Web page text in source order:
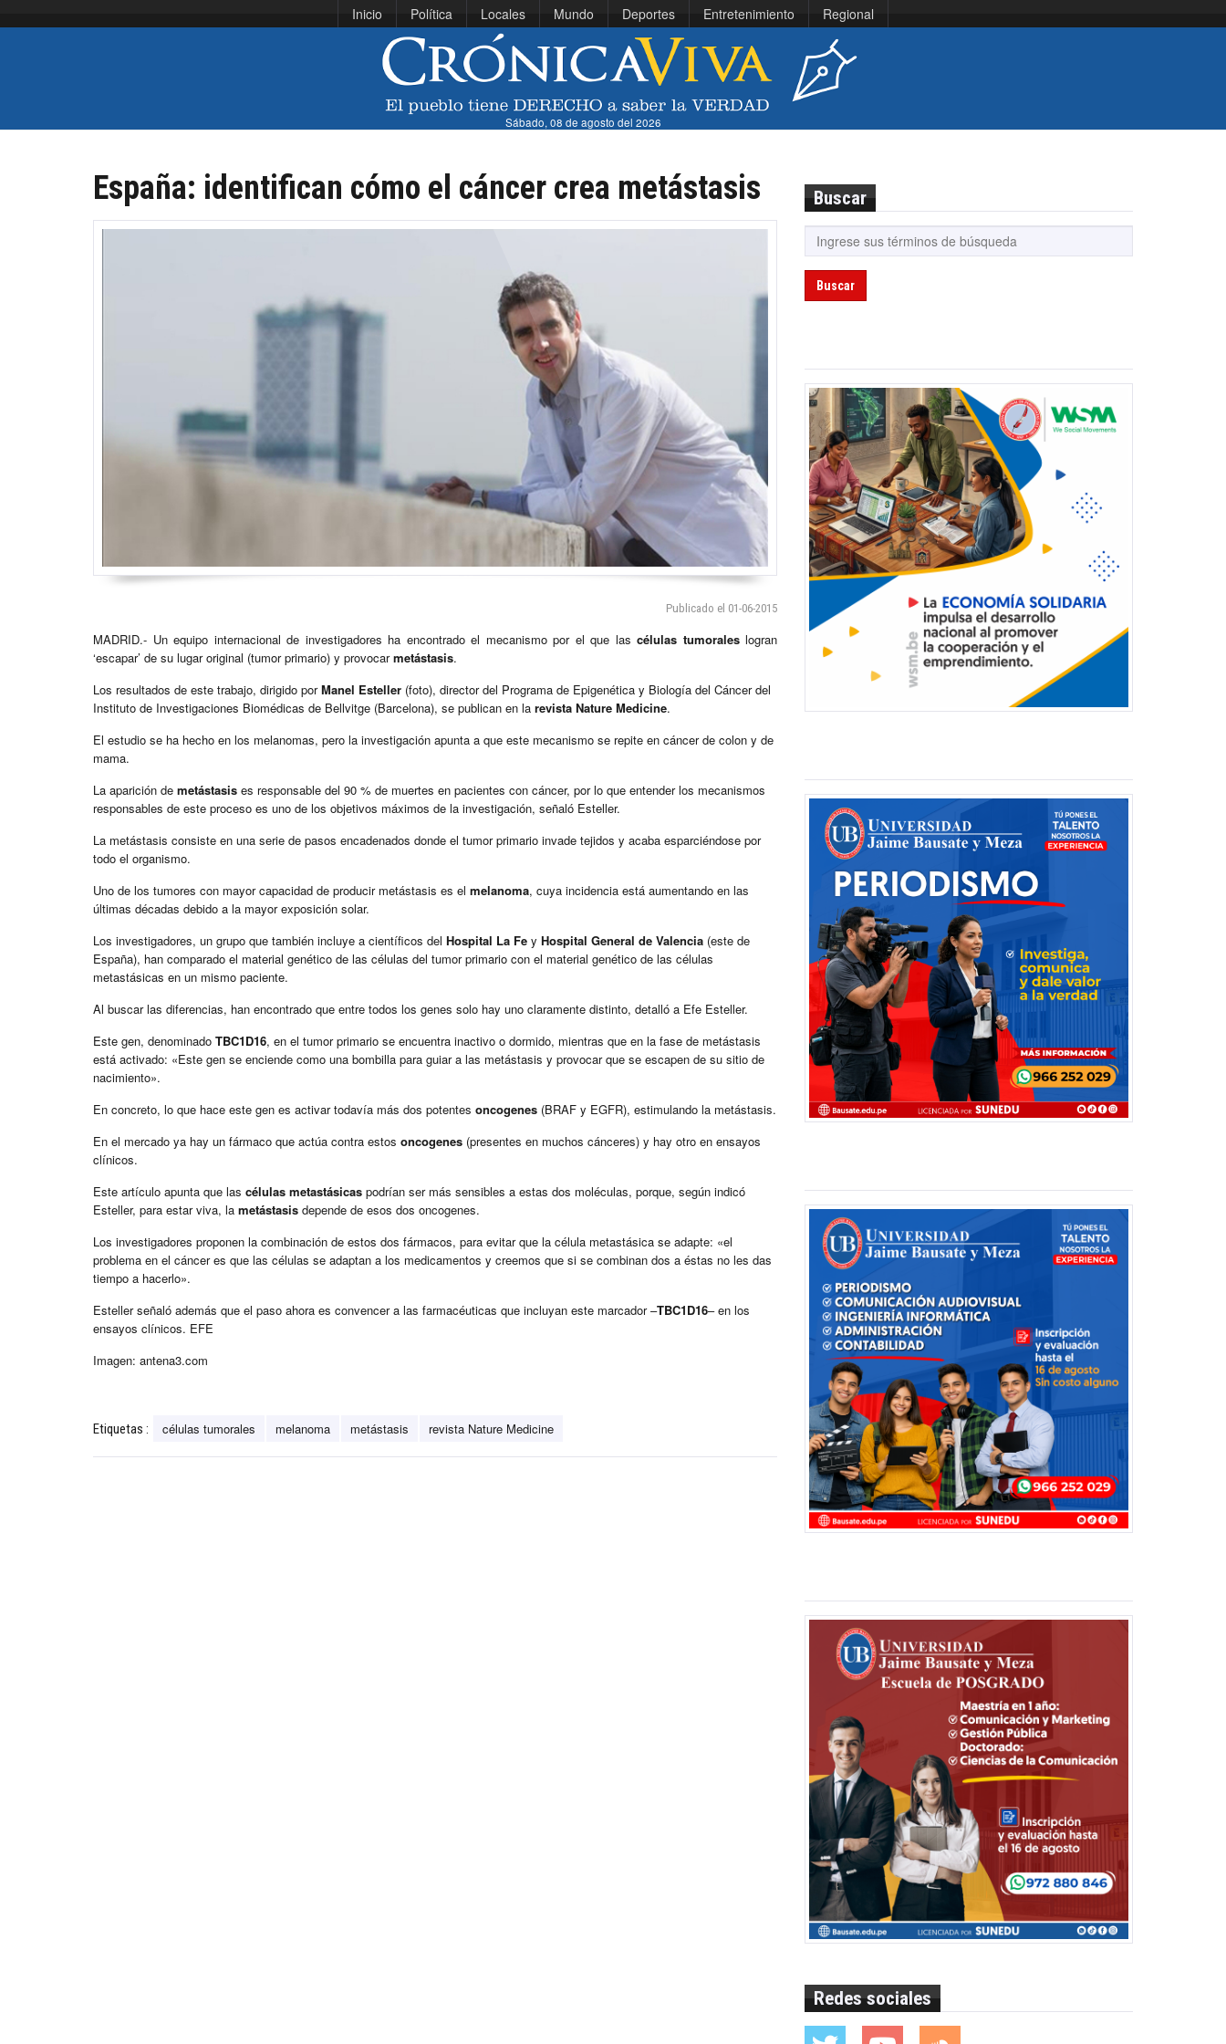
Inicio Política Locales Mundo Deportes Entretenimiento Regional
Sábado, 08 de agosto del 2026
España: identifican cómo el cáncer crea metástasis
Publicado el 01-06-2015
MADRID.- Un equipo internacional de investigadores ha encontrado el mecanismo por el que las células tumoraleslogran
‘escapar’ de su lugar original (tumor primario) y provocarmetástasis.
Los resultados de este trabajo, dirigido porManel Esteller (foto), director del Programa de Epigenética y Biología del Cáncer del
Instituto de Investigaciones Biomédicas de Bellvitge (Barcelona), se publican en la revista Nature Medicine.
El estudio se ha hecho en los melanomas, pero la investigación apunta a que este mecanismo se repite en cáncer de colon y de
mama.
La aparición de metástasis es responsable del 90 % de muertes en pacientes con cáncer, por lo que entender los mecanismos
responsables de este proceso es uno de los objetivos máximos de la investigación, señaló Esteller.
La metástasis consiste en una serie de pasos encadenados donde el tumor primario invade tejidos y acaba esparciéndose por
todo el organismo.
Uno de los tumores con mayor capacidad de producir metástasis es el melanoma, cuya incidencia está aumentando en las
últimas décadas debido a la mayor exposición solar.
Los investigadores, un grupo que también incluye a científicos del Hospital La Fe y Hospital General de Valencia (este de
España), han comparado el material genético de las células del tumor primario con el material genético de las células
metastásicas en un mismo paciente.
Al buscar las diferencias, han encontrado que entre todos los genes solo hay uno claramente distinto, detalló a Efe Esteller.
Este gen, denominado TBC1D16, en el tumor primario se encuentra inactivo o dormido, mientras que en la fase de metástasis
está activado: «Este gen se enciende como una bombilla para guiar a las metástasis y provocar que se escapen de su sitio de
nacimiento».
En concreto, lo que hace este gen es activar todavía más dos potentes oncogenes (BRAF y EGFR), estimulando la metástasis.
En el mercado ya hay un fármaco que actúa contra estos oncogenes (presentes en muchos cánceres) y hay otro en ensayos
clínicos.
Este artículo apunta que las células metastásicas podrían ser más sensibles a estas dos moléculas, porque, según indicó
Esteller, para estar viva, la metástasis depende de esos dos oncogenes.
Los investigadores proponen la combinación de estos dos fármacos, para evitar que la célula metastásica se adapte: «el
problema en el cáncer es que las células se adaptan a los medicamentos y creemos que si se combinan dos a éstas no les das
tiempo a hacerlo».
Esteller señaló además que el paso ahora es convencer a las farmacéuticas que incluyan este marcador –TBC1D16– en los
ensayos clínicos. EFE
Imagen: antena3.com
Etiquetas : células tumorales melanoma metástasis revista Nature Medicine
Buscar
Buscar
Redes sociales